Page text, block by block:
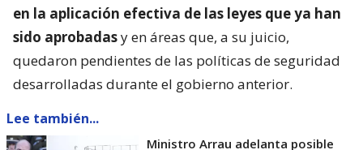
en la aplicación efectiva de las leyes que ya han
sido aprobadasy en áreas que, a su juicio,
quedaron pendientes de las políticas de seguridad
desarrolladas durante el gobierno anterior.
Lee también...
Ministro Arrau adelanta posible